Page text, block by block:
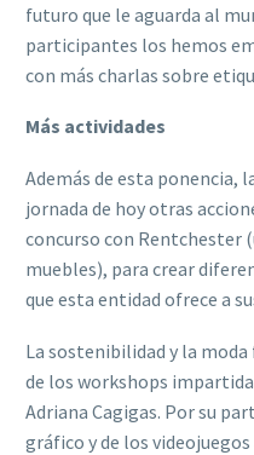
futuro que le aguarda al
participantes los hemos
con más charlas sobre
Más actividades
Además de esta ponencia,
jornada de hoy otras
concurso con Rentchester
muebles), para crear
que esta entidad ofrece a
La sostenibilidad y la
de los workshops
Adriana Cagigas. Por su
gráfico y de los